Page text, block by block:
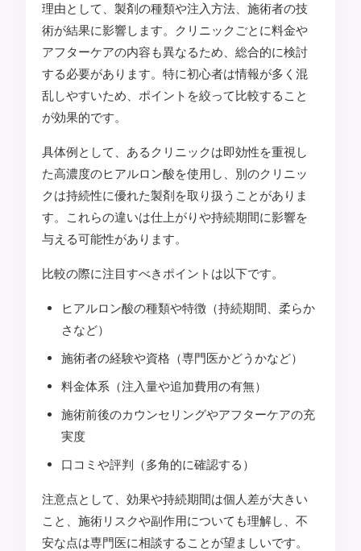
理由として、製剤の種類や注入方法、施術者の技
術が結果に影響します。クリニックごとに料金や
アフターケアの内容も異なるため、総合的に検討
する必要があります。特に初心者は情報が多く混
乱しやすいため、ポイントを絞って比較すること
が効果的です。
具体例として、あるクリニックは即効性を重視し
た高濃度のヒアルロン酸を使用し、別のクリニッ
クは持続性に優れた製剤を取り扱うことがありま
す。これらの違いは仕上がりや持続期間に影響を
与える可能性があります。
比較の際に注目すべきポイントは以下です。
ヒアルロン酸の種類や特徴（持続期間、柔らか
さなど）
施術者の経験や資格（専門医かどうかなど）
料金体系（注入量や追加費用の有無）
施術前後のカウンセリングやアフターケアの充
実度
口コミや評判（多角的に確認する）
注意点として、効果や持続期間は個人差が大きい
こと、施術リスクや副作用についても理解し、不
安な点は専門医に相談することが望ましいです。